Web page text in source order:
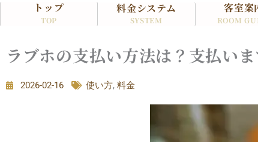
トップ
TOP
料金システム
SYSTEM
客室案
ROOM
ラブホの支払い方法は？支払い
2026-02-16 使い方, 料金